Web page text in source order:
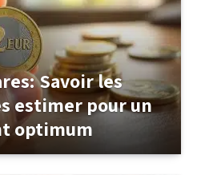
Savoir les
estimer pour un
optimum